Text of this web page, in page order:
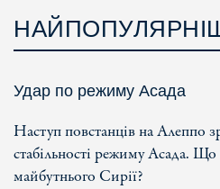
Удар по режиму Асада
Наступ повстанців на Алеппо
стабільності режиму Асада. Що
майбутнього Сирії?